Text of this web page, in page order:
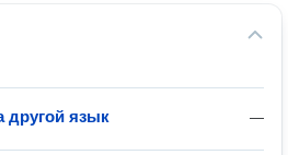
—
другой язык